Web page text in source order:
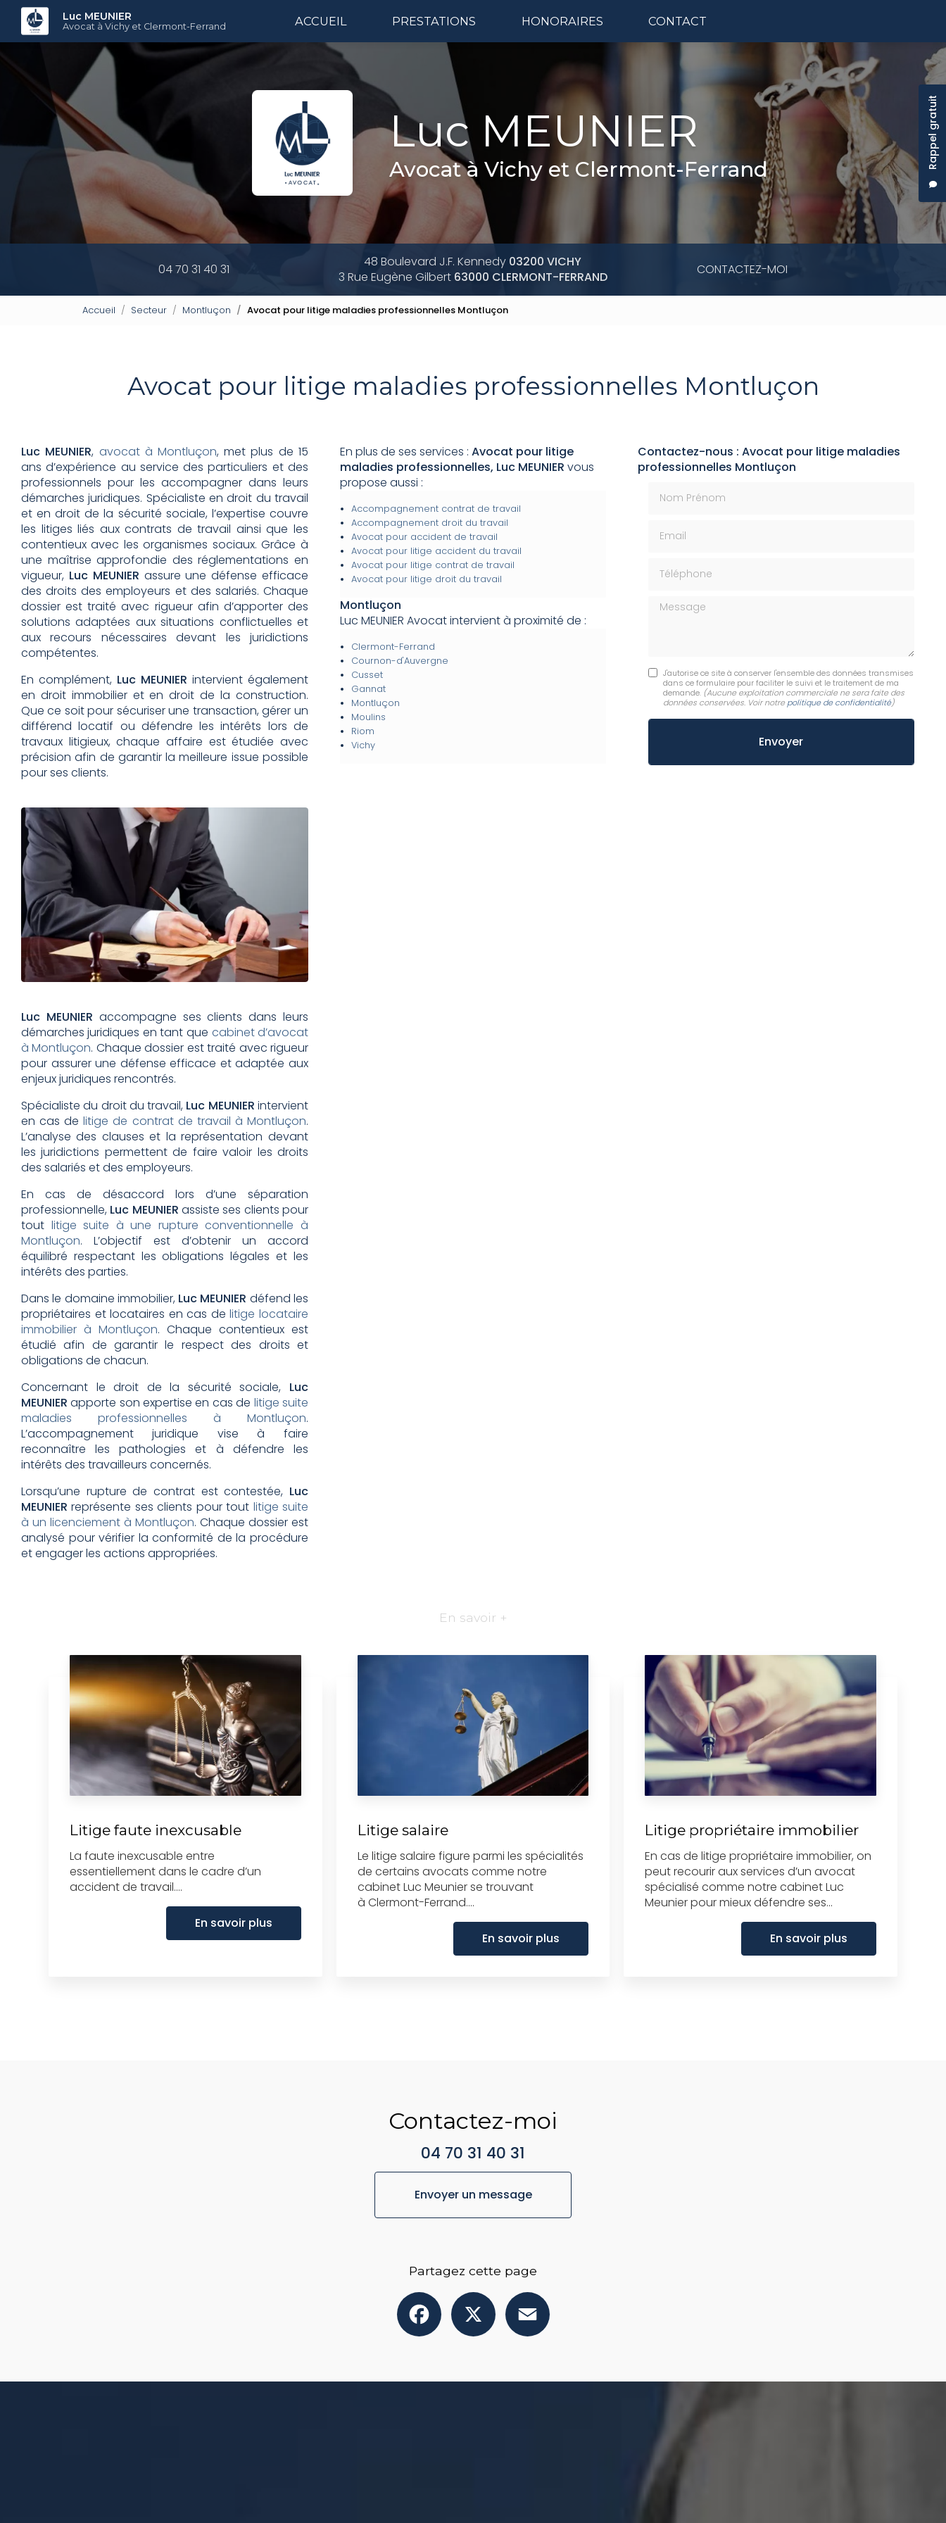
Aller
contenu
Luc MEUNIER
Avocat à Vichy et Clermont-Ferrand
Rappel gratuit
Navigation principale
ACCUEIL PRESTATIONS HONORAIRES CONTACT
Luc MEUNIER
Avocat à Vichy et Clermont-Ferrand
04 70 31 40 31 48 Boulevard J.F. Kennedy 03200 VICHY
3 Rue Eugène Gilbert 63000 CLERMONT-FERRAND CONTACTEZ-MOI
Accueil Secteur Montluçon Avocat pour litige maladies professionnelles Montluçon
Avocat pour litige maladies professionnelles Montluçon
Luc MEUNIER, avocat à Montluçon, met plus de 15
ans d’expérience au service des particuliers et des
professionnels pour les accompagner dans leurs
démarches juridiques. Spécialiste en droit du travail
et en droit de la sécurité sociale, l’expertise couvre
les litiges liés aux contrats de travail ainsi que les
contentieux avec les organismes sociaux. Grâce à
une maîtrise approfondie des réglementations en
vigueur, Luc MEUNIER assure une défense efficace
des droits des employeurs et des salariés. Chaque
dossier est traité avec rigueur afin d’apporter des
solutions adaptées aux situations conflictuelles et
aux recours nécessaires devant les juridictions
compétentes.
En complément, Luc MEUNIER intervient également
en droit immobilier et en droit de la construction.
Que ce soit pour sécuriser une transaction, gérer un
différend locatif ou défendre les intérêts lors de
travaux litigieux, chaque affaire est étudiée avec
précision afin de garantir la meilleure issue possible
pour ses clients.
Luc MEUNIER accompagne ses clients dans leurs
démarches juridiques en tant que cabinet d’avocat
à Montluçon. Chaque dossier est traité avec rigueur
pour assurer une défense efficace et adaptée aux
enjeux juridiques rencontrés.
Spécialiste du droit du travail, Luc MEUNIER intervient
en cas delitige de contrat de travail à Montluçon.
L’analyse des clauses et la représentation devant
les juridictions permettent de faire valoir les droits
des salariés et des employeurs.
En cas de désaccord lors d’une séparation
professionnelle, Luc MEUNIER assiste ses clients pour
tout litige suite à une rupture conventionnelle à
Montluçon. L’objectif est d’obtenir un accord
équilibré respectant les obligations légales et les
intérêts des parties.
Dans le domaine immobilier, Luc MEUNIER défend les
propriétaires et locataires en cas delitige locataire
immobilier à Montluçon. Chaque contentieux est
étudié afin de garantir le respect des droits et
obligations de chacun.
Concernant le droit de la sécurité sociale, Luc
MEUNIER apporte son expertise en cas de litige suite
maladies professionnelles à Montluçon.
L’accompagnement juridique vise à faire
reconnaître les pathologies et à défendre les
intérêts des travailleurs concernés.
Lorsqu’une rupture de contrat est contestée, Luc
MEUNIER représente ses clients pour tout litige suite
à un licenciement à Montluçon. Chaque dossier est
analysé pour vérifier la conformité de la procédure
et engager les actions appropriées.
En plus de ses services : Avocat pour litige
maladies professionnelles, Luc MEUNIER vous
propose aussi :
Accompagnement contrat de travail
Accompagnement droit du travail
Avocat pour accident de travail
Avocat pour litige accident du travail
Avocat pour litige contrat de travail
Avocat pour litige droit du travail
Montluçon
Luc MEUNIER Avocat intervient à proximité de :
Clermont-Ferrand
Cournon-d'Auvergne
Cusset
Gannat
Montluçon
Moulins
Riom
Vichy
Contactez-nous : Avocat pour litige maladies
professionnelles Montluçon
Message
J'autorise ce site à conserver l'ensemble des données transmises
dans ce formulaire pour faciliter le suivi et le traitement de ma
demande. (Aucune exploitation commerciale ne sera faite des
données conservées. Voir notre politique de confidentialité)
En savoir +
Litige faute inexcusable
La faute inexcusable entre
essentiellement dans le cadre d’un
accident de travail....
En savoir plus
Litige salaire
Le litige salaire figure parmi les spécialités
de certains avocats comme notre
cabinet Luc Meunier se trouvant
à Clermont-Ferrand....
En savoir plus
Litige propriétaire immobilier
En cas de litige propriétaire immobilier, on
peut recourir aux services d’un avocat
spécialisé comme notre cabinet Luc
Meunier pour mieux défendre ses...
En savoir plus
Contactez-moi
04 70 31 40 31
Envoyer un message
Partagez cette page
Facebook